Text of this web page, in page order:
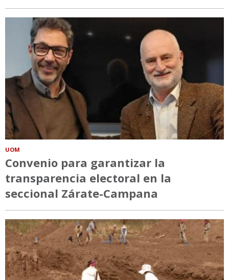
UOM
Convenio para garantizar la
transparencia electoral en la
seccional Zárate-Campana